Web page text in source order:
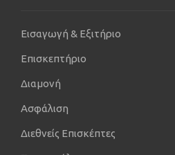
Εισαγωγή & Εξιτήριο
Επισκεπτήριο
Διαμονή
Ασφάλιση
Διεθνείς Επισκέπτες